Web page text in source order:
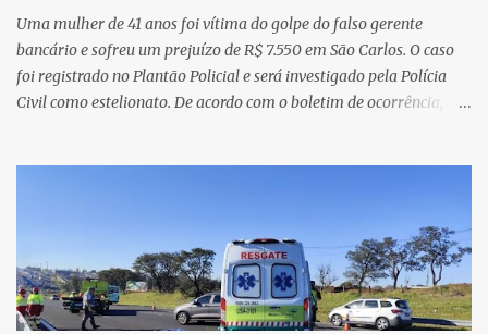
já apresentava antes do furto. O carro possui seguro e, segundo a
v...
Uma mulher de 41 anos foi vítima do golpe do falso gerente
bancário e sofreu um prejuízo de R$ 7.550 em São Carlos. O caso
foi registrado no Plantão Policial e será investigado pela Polícia
Civil como estelionato. De acordo com o boletim de ocorrência, a
ser realizados. Dias depois, o golpista enviou um documento em
PDF simulando uma comunicação oficial da instituição financeira.
Na sequência, entrou em contato por telefone e encaminhou um
link, orientando a vítima a acessá-lo pelo computador para